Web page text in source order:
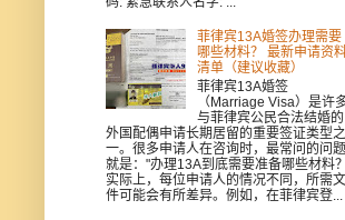
菲律宾13A婚签办理需要
哪些材料？ 最新申请资
清单（建议收藏）
菲律宾13A婚签
（Marriage Visa）是许
与菲律宾公民合法结婚的
外国配偶申请长期居留的重要签证类型之
一。很多申请人在咨询时，最常问的问题
就是："办理13A到底需要准备哪些材料
实际上，每位申请人的情况不同，所需文
件可能会有所差异。例如，在菲律宾登...